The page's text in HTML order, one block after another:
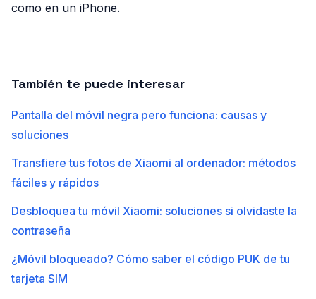
como en un iPhone.
También te puede interesar
Pantalla del móvil negra pero funciona: causas y
soluciones
Transfiere tus fotos de Xiaomi al ordenador: métodos
fáciles y rápidos
Desbloquea tu móvil Xiaomi: soluciones si olvidaste la
contraseña
¿Móvil bloqueado? Cómo saber el código PUK de tu
tarjeta SIM